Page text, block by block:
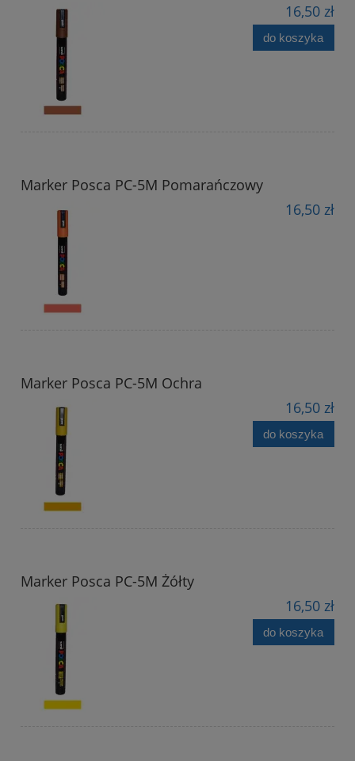
16,50 zł
do koszyka
Marker Posca PC-5M Pomarańczowy
16,50 zł
Marker Posca PC-5M Ochra
16,50 zł
do koszyka
Marker Posca PC-5M Żółty
16,50 zł
do koszyka